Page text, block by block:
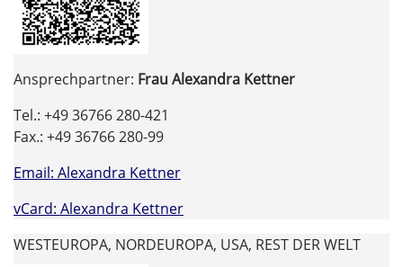
Ansprechpartner: Frau Alexandra Kettner
Tel.: +49 36766 280-421
Fax.: +49 36766 280-99
Email: Alexandra Kettner
vCard: Alexandra Kettner
WESTEUROPA, NORDEUROPA, USA, REST DER WELT